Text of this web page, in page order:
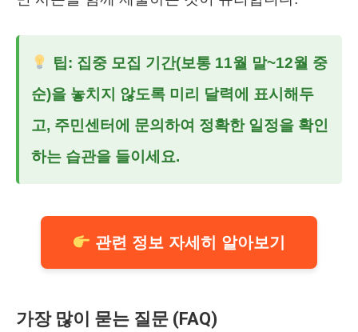
팁: 집중 모집 기간(보통 11월 말~12월 중
순)을 놓치지 않도록 미리 달력에 표시해두
고, 주민센터에 문의하여 정확한 일정을 확인
하는 습관을 들이세요.
관련 정보 자세히 알아보기
가장 많이 묻는 질문 (FAQ)